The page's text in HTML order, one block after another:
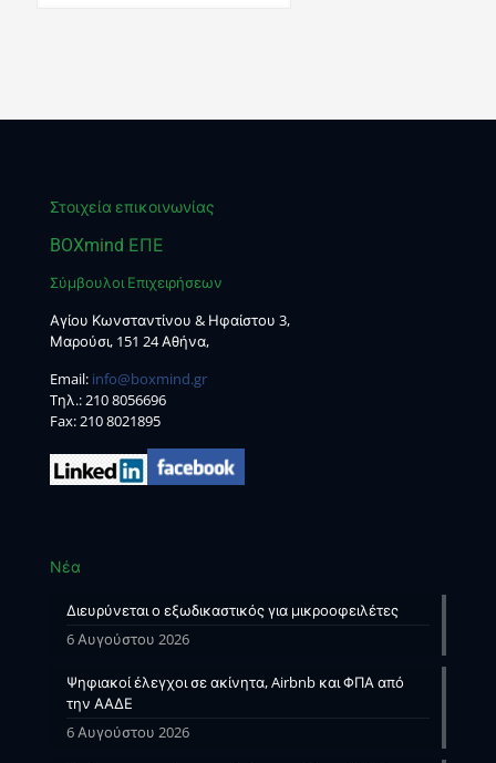
Στοιχεία επικοινωνίας
BOXmind ΕΠΕ
Σύμβουλοι Επιχειρήσεων
Αγίου Κωνσταντίνου & Ηφαίστου 3,
Μαρούσι, 151 24 Αθήνα,
Email: info@boxmind.gr
Tηλ.:210 8056696
Fax: 210 8021895
Νέα
Διευρύνεται ο εξωδικαστικός για μικροοφειλέτες
6 Αυγούστου 2026
Ψηφιακοί έλεγχοι σε ακίνητα, Airbnb και ΦΠΑ από
την ΑΑΔΕ
6 Αυγούστου 2026